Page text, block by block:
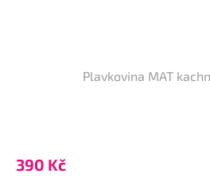
Plavkovina MAT
390 Kč